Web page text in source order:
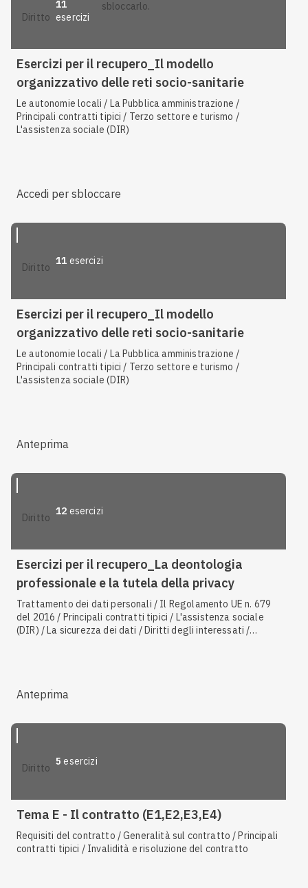
diritto
11
esercizi
sbloccarlo.
Esercizi per il recupero_Il modello
organizzativo delle reti socio-sanitarie
Le autonomie locali / La Pubblica amministrazione /
Principali contratti tipici / Terzo settore e turismo /
L'assistenza sociale (DIR)
Accedi per sbloccare
diritto
11 esercizi
Esercizi per il recupero_Il modello
organizzativo delle reti socio-sanitarie
Le autonomie locali / La Pubblica amministrazione /
Principali contratti tipici / Terzo settore e turismo /
L'assistenza sociale (DIR)
Anteprima
diritto
12 esercizi
Esercizi per il recupero_La deontologia
professionale e la tutela della privacy
Trattamento dei dati personali / Il Regolamento UE n. 679
del 2016 / Principali contratti tipici / L'assistenza sociale
(DIR) / La sicurezza dei dati / Diritti degli interessati /
Anteprima
diritto
5 esercizi
Tema E - Il contratto (E1,E2,E3,E4)
Requisiti del contratto / Generalità sul contratto / Principali
contratti tipici / Invalidità e risoluzione del contratto